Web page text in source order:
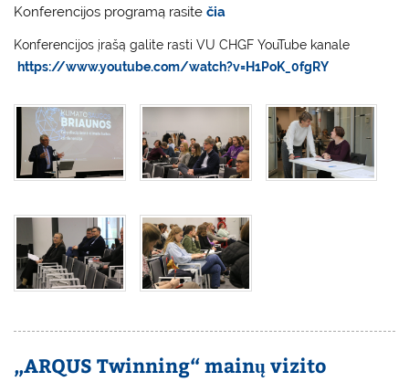
Konferencijos programą rasitečia
Konferencijos įrašą galite rasti VU CHGF YouTube kanale
https://www.youtube.com/watch?v=H1PoK_0fgRY
„ARQUS Twinning“ mainų vizito